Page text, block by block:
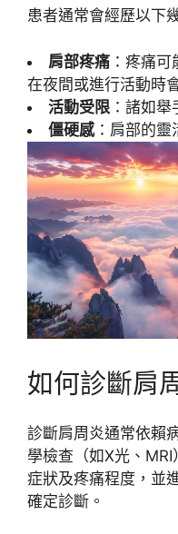
患者通常會經歷以下
肩部疼痛 ：疼痛
在夜間或進行活動時
活動受限 ：諸如
僵硬感：肩部的靈
如何診斷肩
診斷肩周炎通常依賴
學檢查（如X光、
症狀及疼痛程度，並
確定診斷。